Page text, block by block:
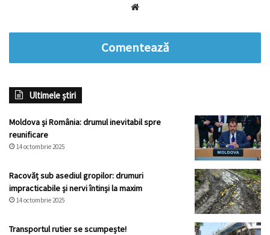
Comentează
Ultimele știri
Moldova și România: drumul inevitabil spre
reunificare
14 octombrie 2025
Racovăț sub asediul gropilor: drumuri
impracticabile și nervi întinși la maxim
14 octombrie 2025
Transportul rutier se scumpește!